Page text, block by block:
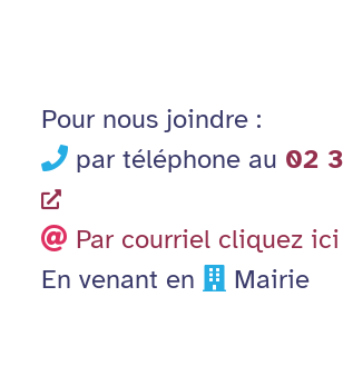
Pour nous joindre :
par téléphone au 02
Par courriel cliquez ici
En venant en
Mairie